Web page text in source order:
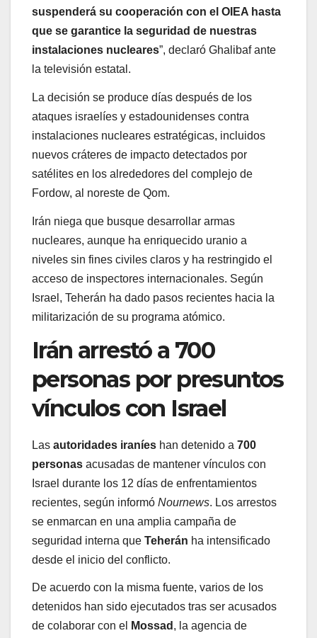
suspenderá su cooperación con el OIEA hasta
que se garantice la seguridad de nuestras
instalaciones nucleares”, declaró Ghalibaf ante
la televisión estatal.
La decisión se produce días después de los
ataques israelíes y estadounidenses contra
instalaciones nucleares estratégicas, incluidos
nuevos cráteres de impacto detectados por
satélites en los alrededores del complejo de
Fordow, al noreste de Qom.
Irán niega que busque desarrollar armas
nucleares, aunque ha enriquecido uranio a
niveles sin fines civiles claros y ha restringido el
acceso de inspectores internacionales. Según
Israel, Teherán ha dado pasos recientes hacia la
militarización de su programa atómico.
Irán arrestó a 700
personas por presuntos
vínculos con Israel
Las autoridades iraníes han detenido a 700
personas acusadas de mantener vínculos con
Israel durante los 12 días de enfrentamientos
recientes, según informó Nournews. Los arrestos
se enmarcan en una amplia campaña de
seguridad interna que Teherán ha intensificado
desde el inicio del conflicto.
De acuerdo con la misma fuente, varios de los
detenidos han sido ejecutados tras ser acusados
de colaborar con el
Mossad , la agencia de